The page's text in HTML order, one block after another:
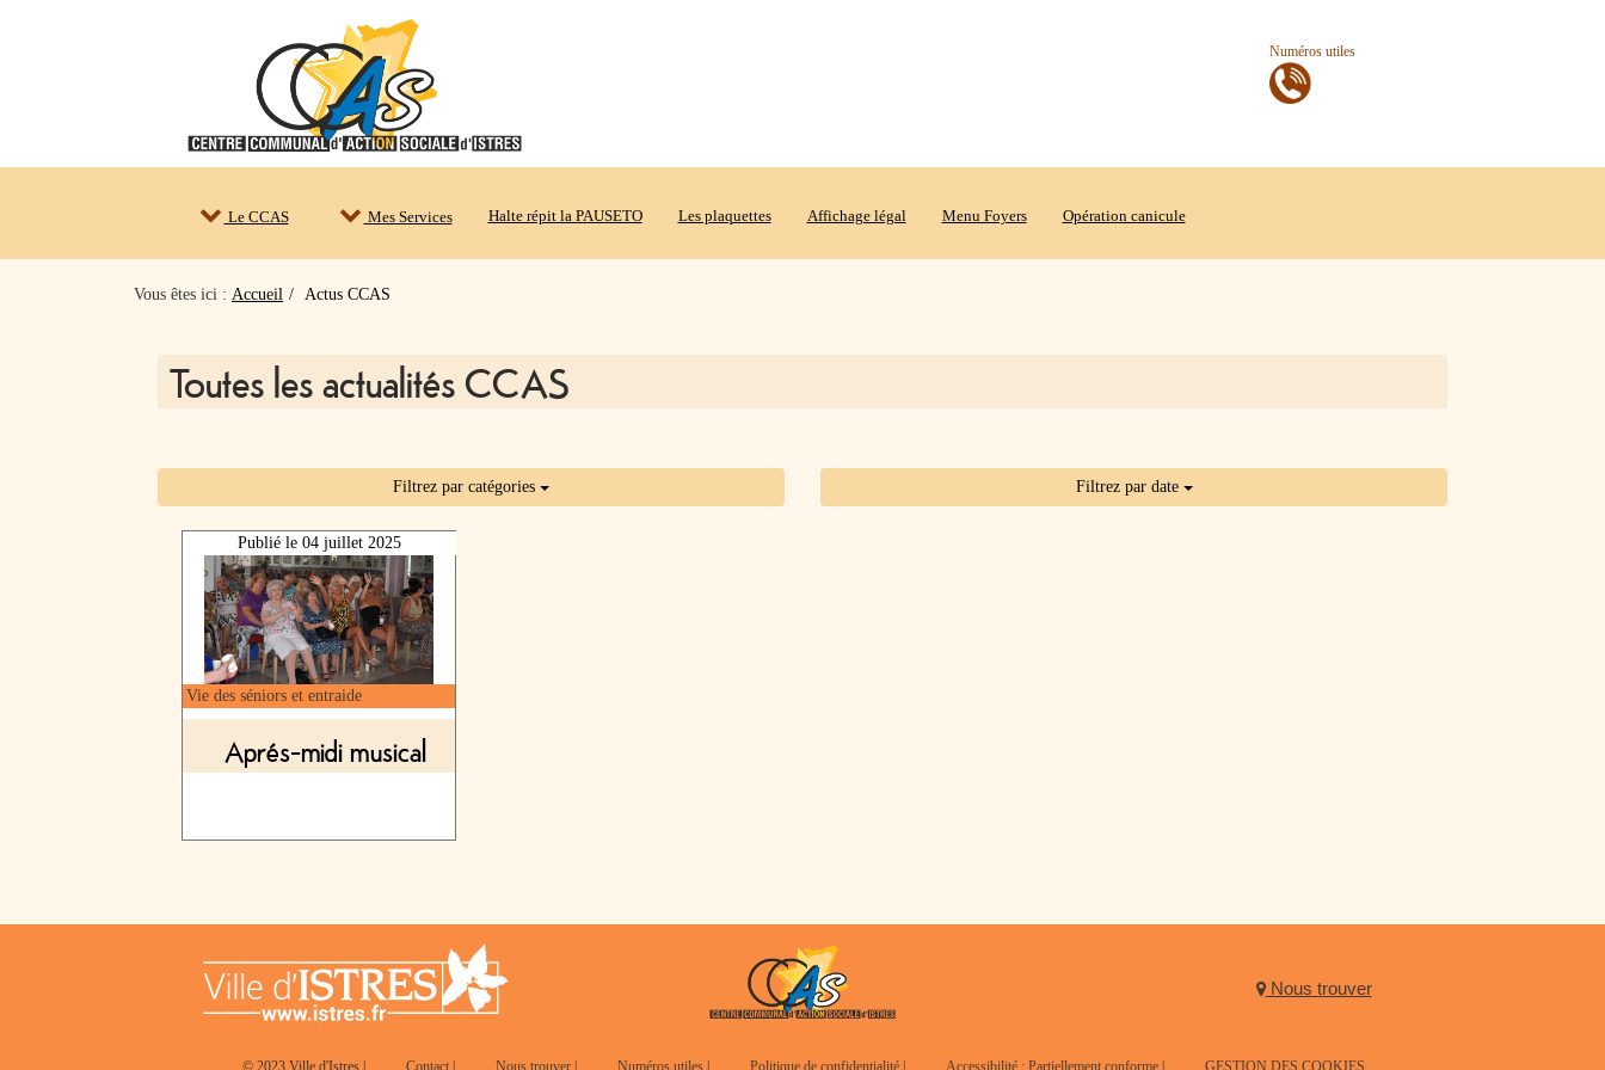
Numéros utiles
Le CCAS Mes Services Halte répit la PAUSETO Les plaquettes Affichage légal Menu Foyers Opération canicule
Vous êtes ici : Accueil Actus CCAS
Toutes les actualités CCAS
Filtrez par catégories Filtrez par date
Vie des séniors et entraide
Aprés-midi musical
Publié le04 juillet 2025
Nous trouver
© 2023 Ville d'Istres | Contact| Nous trouver| Numéros utiles| Politique de confidentialité| Accessibilité : Partiellement conforme| GESTION DES COOKIES